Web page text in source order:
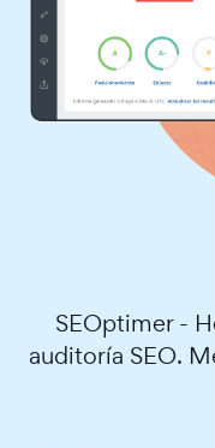
SEOptimer -
auditoría SEO.